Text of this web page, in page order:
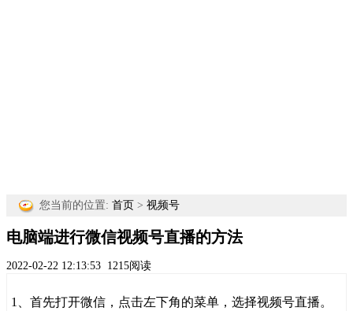
您当前的位置: 首页 > 视频号
电脑端进行微信视频号直播的方法
2022-02-22 12:13:53 1215阅读
1、首先打开微信，点击左下角的菜单，选择视频号直播。